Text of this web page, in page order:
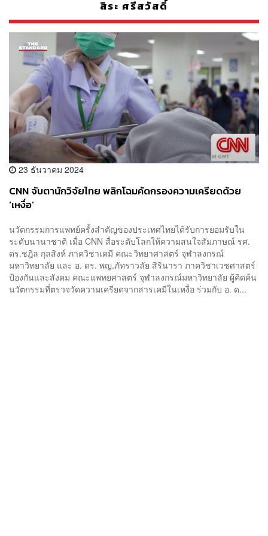
สิระ ศรีสวัสดิ์
23 ธันวาคม 2024
CNN จับตานักวิจัยไทย พลิกโฉมคัดกรองความเครียดด้วย
‘เหงื่อ’
นวัตกรรมการแพทย์ครั้งสำคัญของประเทศไทยได้รับการยอมรับใน
ระดับนานาชาติ เมื่อ CNN สื่อระดับโลกให้ความสนใจสัมภาษณ์ รศ.
ดร.ชฎิล กุลสิงห์ ภาควิชาเคมี คณะวิทยาศาสตร์ จุฬาลงกรณ์
มหาวิทยาลัย และ อ. ดร. พญ.ภัทราวลัย สิรินารา ภาควิชาเวชศาสตร์
ป้องกันและสังคม คณะแพทยศาสตร์ จุฬาลงกรณ์มหาวิทยาลัย ผู้คิดค้น
นวัตกรรมที่ตรวจวัดความเครียดจากสารเคมีในเหงื่อ ร่วมกับ อ. ด...